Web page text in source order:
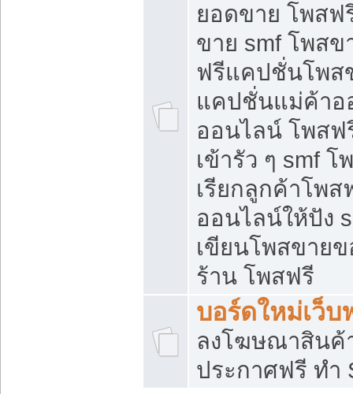
ยอดขาย โพสฟ
ขาย smf โพส
ฟรีแคปชั่นโพส
แคปชั่นแม่ค้า
ออนไลน์ โพสฟ
เข้ารัว ๆ smf
เรียกลูกค้าโพส
ออนไลน์ให้ปัง
เขียนโพสขาย
ร้าน โพสฟรี
บอร์ดใหม่เว็บ
ลงโฆษณาสิน
ประกาศฟรี ทำ